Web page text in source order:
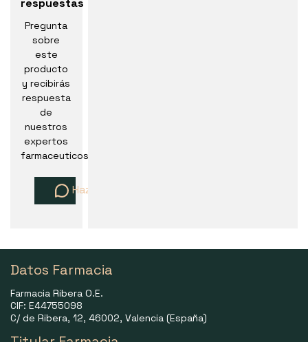
respuestas
Pregunta
sobre
este
producto
y recibirás
respuesta
de
nuestros
expertos
farmaceuticos
Haz una pregunta
Datos Farmacia
Farmacia Ribera O.E.
CIF: E44755098
C/ de Ribera, 12, 46002, Valencia (España)